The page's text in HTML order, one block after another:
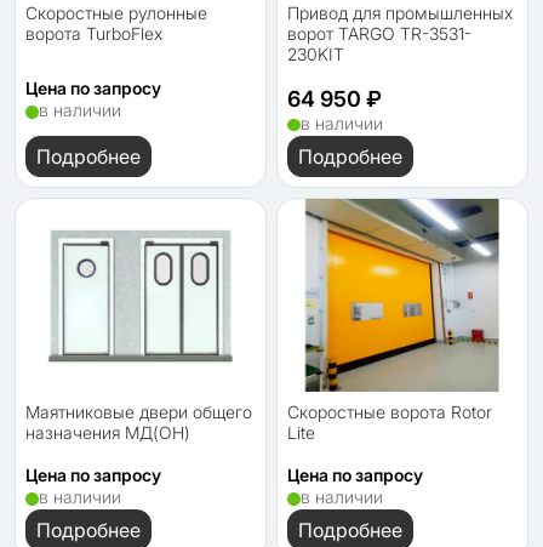
Скоростные рулонные
ворота TurboFlex
Цена по запросу
в наличии
Подробнее
Привод для промышленных
ворот TARGO TR-3531-
230KIT
64 950 ₽
в наличии
Подробнее
Маятниковые двери общего
назначения МД(ОН)
Цена по запросу
в наличии
Подробнее
Скоростные ворота Rotor
Lite
Цена по запросу
в наличии
Подробнее